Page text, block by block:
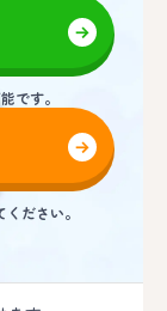
です。
ださい。